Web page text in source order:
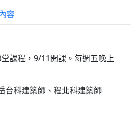
容
課程，9/11開課。每週五晚上
台科建築師、程北科建築師